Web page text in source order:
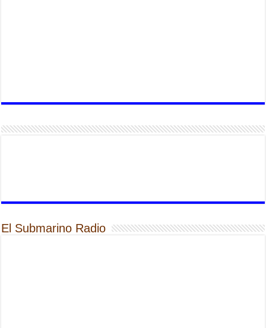
El Submarino Radio